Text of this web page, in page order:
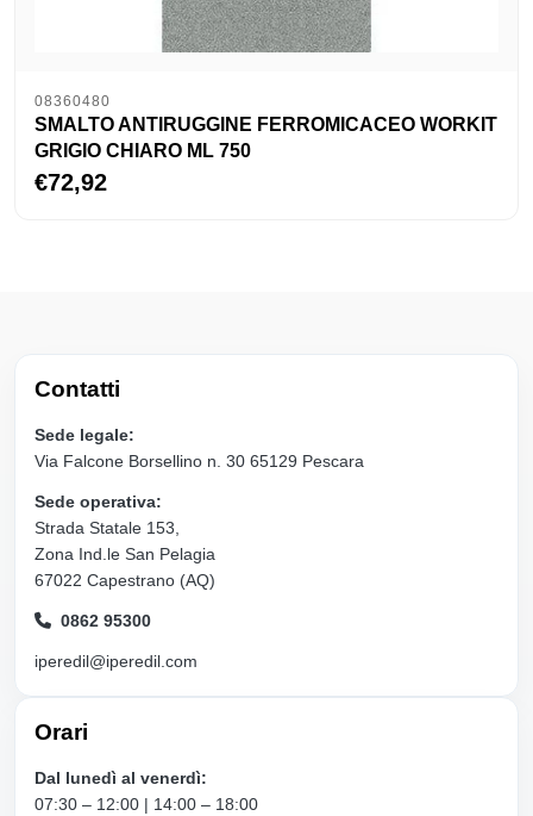
08360480
SMALTO ANTIRUGGINE FERROMICACEO WORKIT
GRIGIO CHIARO ML 750
€72,92
Contatti
Sede legale:
Via Falcone Borsellino n. 30 65129 Pescara
Sede operativa:
Strada Statale 153,
Zona Ind.le San Pelagia
67022 Capestrano (AQ)
0862 95300
iperedil@iperedil.com
Orari
Dal lunedì al venerdì:
07:30 – 12:00 | 14:00 – 18:00